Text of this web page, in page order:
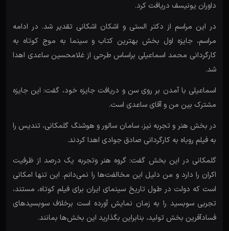
داوران یونیسف دریافت کرد.
در این مراسم از دکتر الستی و اشکان اشکانی تقدیر شد. در ادامه
مراسم، جایزه اول بخش بهترین کتاب و سینما به موج کوتاه به
کارگردانی محمد اسماعیلی براساس طرحی از غلامحسین ساعدی اهدا
شد.
اسماعیلی با آمدن بر روی سن و دریافت جایزه خود، گفت: این جایزه
مشترک بین من و آقای ساعدی است.
در بخش هنر و تجربه نیز، سامان سالور و هوشنگ گلمکانی، تندیس را
به فیلم روباه به کارگردانی صادق جوادی اهدا کردند.
گلمکانی در این بخش گفت: گروه هنر وتجربه یک درصد از ظرفیت
اکران را دارد و من دلیل این مخالفت‌ها را نمی‌دانم. این تنها امکانی
است که دولت در طول تاریخ سینمای ایران برای فیلم کوتاه، مستند،
تجربی سوبسید را به زمان نمایش آورده است برخلاف سوبسیدهای
فسادآفرین بخش تولید، بنابراین بگذارید این بخش‌ها بمانند.